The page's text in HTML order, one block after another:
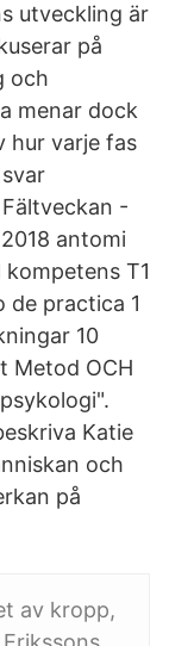
utveckling är
på
och
menar dock
hur varje fas
-
antomi
T1
de practica 1
10
Metod OCH
Katie
och
på
av kropp,